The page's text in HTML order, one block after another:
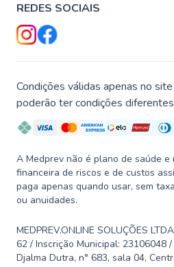
REDES SOCIAIS
Condições válidas apenas no
poderão ter condições
A Medprev não é plano de saúde
financeira de riscos e de custos
paga apenas quando usar, sem
ou anuidades.
MEDPREV.ONLINE SOLUÇÕES
62 / Inscrição Municipal: 23106048
Djalma Dutra, n° 683, sala 04,